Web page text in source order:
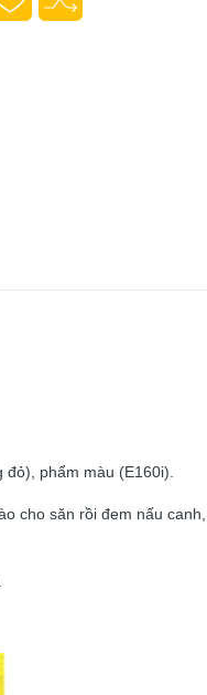
phẩm màu (E160i).
cho săn rồi đem nấu canh,